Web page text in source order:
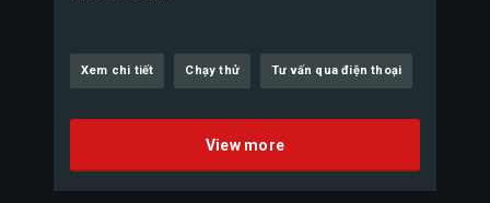
Xem chi tiết Chạy thử Tư vấn qua điện thoại
View more